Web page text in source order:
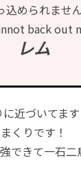
込められません
back out
レム
近づいてます
くりです！
できて一石二